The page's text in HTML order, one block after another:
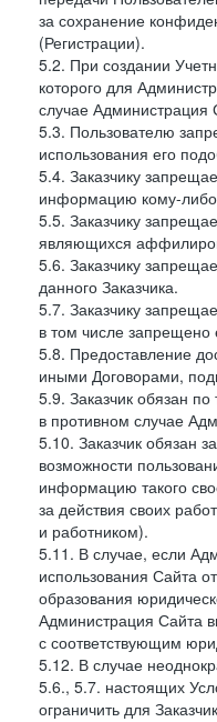
за сохранение
(Регистрации).
5.2. При создании
которого для
случае Администрация
5.3. Пользователю
использования его
5.4. Заказчику
информацию кому-
5.5. Заказчику
являющихся
5.6. Заказчику
данного Заказчика.
5.7. Заказчику
в том числе
5.8. Предоставление
иными Договорами,
5.9. Заказчик обязан
в противном случае
5.10. Заказчик обязан
возможности
информацию такого
за действия своих
и работником).
5.11. В случае, если
использования Сайта
образования
Администрация Сайта
с соответствующим
5.12. В случае
5.6., 5.7. настоящих
ограничить для